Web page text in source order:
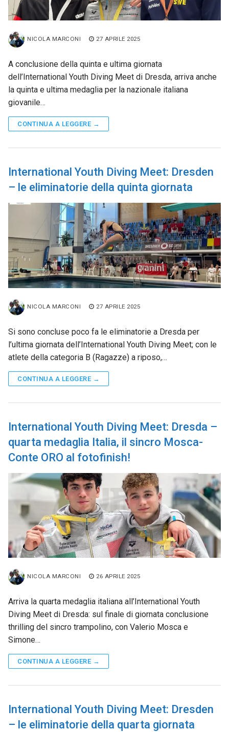
NICOLA MARCONI 27 APRILE 2025
A conclusione della quinta e ultima giornata
dell’International Youth Diving Meet di Dresda, arriva anche
la quinta e ultima medaglia per la nazionale italiana
giovanile…
CONTINUA A LEGGERE →
International Youth Diving Meet: Dresden
– le eliminatorie della quinta giornata
NICOLA MARCONI 27 APRILE 2025
Si sono concluse poco fa le eliminatorie a Dresda per
l’ultima giornata dell’International Youth Diving Meet; con le
atlete della categoria B (Ragazze) a riposo,…
CONTINUA A LEGGERE →
International Youth Diving Meet: Dresda –
quarta medaglia Italia, il sincro Mosca-
Conte ORO al fotofinish!
NICOLA MARCONI 26 APRILE 2025
Arriva la quarta medaglia italiana all’International Youth
Diving Meet di Dresda: sul finale di giornata conclusione
thrilling del sincro trampolino, con Valerio Mosca e
Simone…
CONTINUA A LEGGERE →
International Youth Diving Meet: Dresden
– le eliminatorie della quarta giornata